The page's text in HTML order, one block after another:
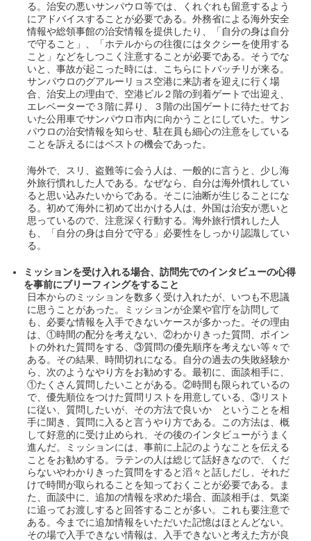
る。治安の悪いサンパウロ等では、くれぐれも留意するよう
にアドバイスすることが必要である。外務省による海外安全
情報や総領事館の治安情報を提供したり、「自分の身は自分
で守ること」、「ホテルからの往復にはタクシーを使用する
こと」などをしつこく注意することが必要である。そうでな
いと、事故が起こった時には、こちらにトバッチリが来る。
サンパウロのグアルーリョス空港に来訪者を迎えに行く場
合、治安上の理由で、空港ビル２階の到着ゲートで出迎え、
エレベーターで３階に昇り、３階の出国ゲートに待たせてお
いた公用車でサンパウロ市内に向かうことにしていた。サン
パウロの治安情報を知らせ、駐在員も細心の注意をしている
ことを訴えるにはベストの機会であった。
海外で、スリ、盗難等に会う人は、一般的に言うと、少し海
外旅行慣れした人である。なぜなら、自分は海外慣れしてい
ると思い込みたいからである。そこに油断が生じることにな
る。初めて海外に初めて出かける人は、外国は治安が悪いと
思っているので、注意深く行動する。海外旅行慣れした人
も、「自分の身は自分で守る」必要性をしっかり認識してい
る。
ミッションを受け入れる場合、訪問先でのインタビューの心得
を事前にブリーフィングをすること
日本からのミッションを数多く受け入れたが、いつも不思議
に思うことがあった。ミッションが企業や官庁を訪問して
も、必要な情報を入手できないケースが多かった。その理由
は、①時間の配分を考えない、②わかりきった質問、ポイン
トの外れた質問をする、③質問の優先順序を考えない等々で
ある。その結果、時間切れになる。自分の過去の失敗経験か
ら、次のようなやり方をお勧めする。最初に、面談相手に、
①たくさん質問したいことがある。②時間も限られているの
で、優先順位をつけた質問リストを用意している、③リスト
に従い、質問したいが、その方法で良いか ということを相
手に聞き、質問に入ると言うやり方である。この方法は、概
して好意的に受け止められ、その後のインタビューがうまく
進んだ。ミッションには、事前に上記のようなことを伝える
ことをお勧めする。ラテンの人は総じて話好きなので、くだ
らないやわかりきった質問をすると滔々と話しだし、それだ
けで時間が取られることを知っておくことが必要である。ま
た、面談中に、追加の情報を求めた場合、面談相手は、気楽
に追ってお渡しすると回答することが多い。これも要注意で
ある。今までに追加情報をいただいた記憶はほとんどない。
その場で入手できない情報は、入手できないと考えた方が良